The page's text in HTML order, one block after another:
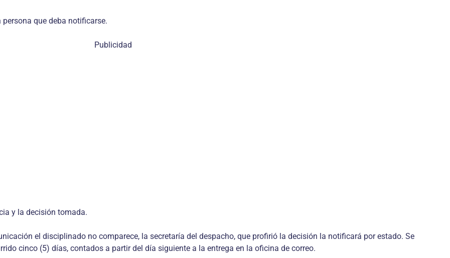
que deba notificarse.
Publicidad
y la decisión tomada.
el disciplinado no comparece, la secretaría del despacho, que profirió la decisión la notificará por estado. Se
cinco (5) días, contados a partir del día siguiente a la entrega en la oficina de correo.